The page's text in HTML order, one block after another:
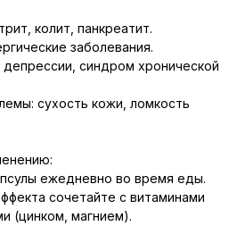
колит, панкреатит.
заболевания.
депрессии, синдром хронической
сухость кожи, ломкость
ежедневно во время еды.
сочетайте с витаминами
(цинком, магнием).